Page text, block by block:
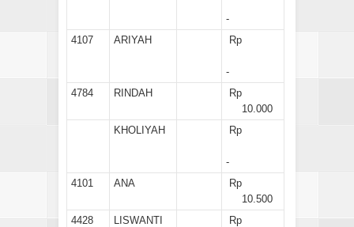
-
4107
ARIYAH Rp
-
4784
RINDAH
Rp
10.000
KHOLIYAH
Rp
-
4101
ANA
Rp
10.500
4428
LISWANTI Rp